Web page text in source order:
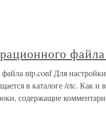
ntp.conf Для
в каталоге /etc. Как и
содержащие